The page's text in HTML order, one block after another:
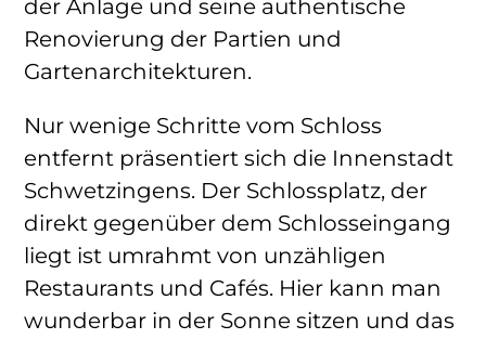
der Anlage und seine authentische
Renovierung der Partien und
Gartenarchitekturen.
Nur wenige Schritte vom Schloss
entfernt präsentiert sich die Innenstadt
Schwetzingens. Der Schlossplatz, der
direkt gegenüber dem Schlosseingang
liegt ist umrahmt von unzähligen
Restaurants und Cafés. Hier kann man
wunderbar in der Sonne sitzen und das